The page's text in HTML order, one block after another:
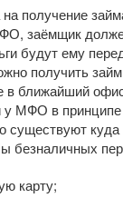
на получение
заёмщик
будут ему
получить
в ближайший
у МФО в принципе
существуют
безналичных
карту;